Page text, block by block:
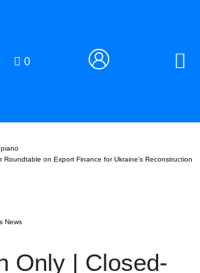
0
Roundtable on Export Finance for Ukraine’s Reconstruction
News
Only | Closed-